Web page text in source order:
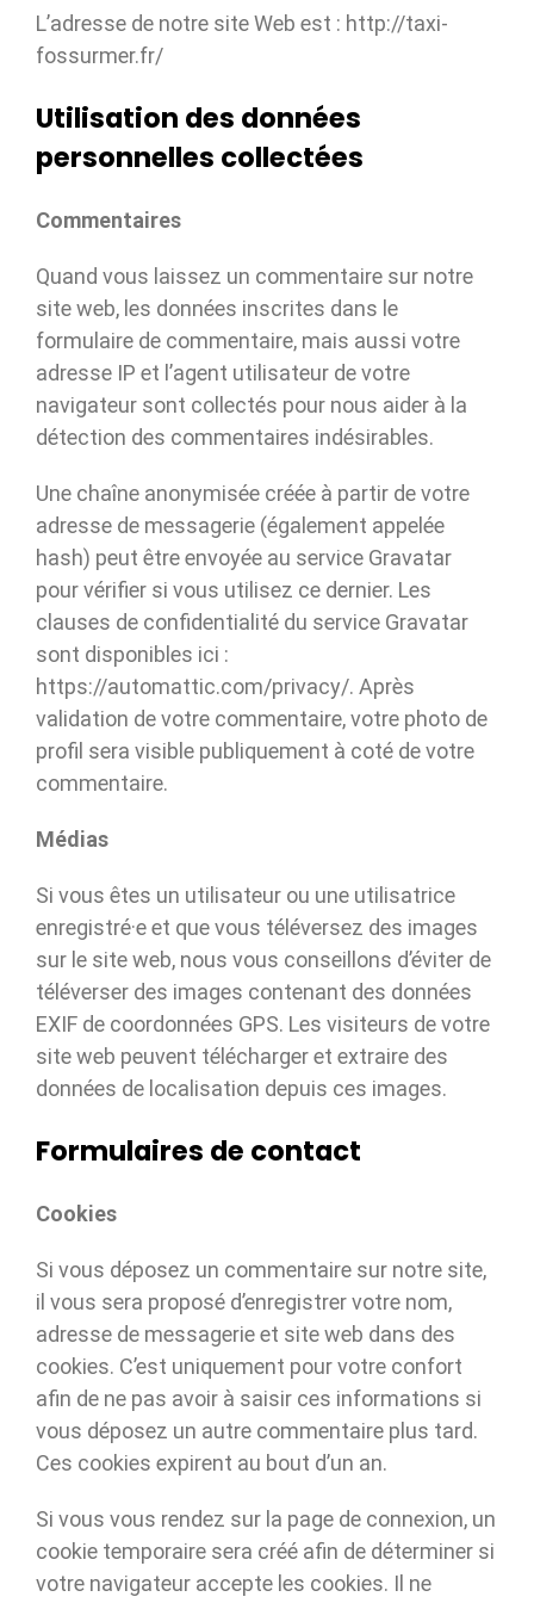
L’adresse de notre site Web est : http://taxi-
fossurmer.fr/
Utilisation des données
personnelles collectées
Commentaires
Quand vous laissez un commentaire sur notre
site web, les données inscrites dans le
formulaire de commentaire, mais aussi votre
adresse IP et l’agent utilisateur de votre
navigateur sont collectés pour nous aider à la
détection des commentaires indésirables.
Une chaîne anonymisée créée à partir de votre
adresse de messagerie (également appelée
hash) peut être envoyée au service Gravatar
pour vérifier si vous utilisez ce dernier. Les
clauses de confidentialité du service Gravatar
sont disponibles ici :
https://automattic.com/privacy/. Après
validation de votre commentaire, votre photo de
profil sera visible publiquement à coté de votre
commentaire.
Médias
Si vous êtes un utilisateur ou une utilisatrice
enregistré·e et que vous téléversez des images
sur le site web, nous vous conseillons d’éviter de
téléverser des images contenant des données
EXIF de coordonnées GPS. Les visiteurs de votre
site web peuvent télécharger et extraire des
données de localisation depuis ces images.
Formulaires de contact
Cookies
Si vous déposez un commentaire sur notre site,
il vous sera proposé d’enregistrer votre nom,
adresse de messagerie et site web dans des
cookies. C’est uniquement pour votre confort
afin de ne pas avoir à saisir ces informations si
vous déposez un autre commentaire plus tard.
Ces cookies expirent au bout d’un an.
Si vous vous rendez sur la page de connexion, un
cookie temporaire sera créé afin de déterminer si
votre navigateur accepte les cookies. Il ne